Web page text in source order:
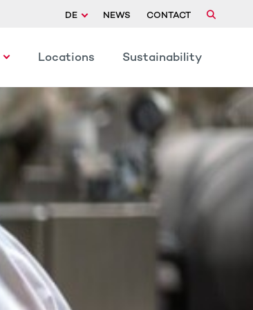
DE NEWS CONTACT
Locations Sustainability